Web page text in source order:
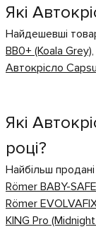
Які
Найдешевші
ВВ0+ (Koala Grey),
Автокрісло
Які
році?
Найбільш
Römer BABY-
Römer
KING Pro